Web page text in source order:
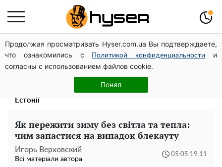
Продолжая просматривать Hyser.com.ua Вы подтверждаете,
что ознакомились с
Политикой конфиденциальности
и
согласны с использованием файлов cookie.
Понял
Українська авіатранспортна асоціація звернулася до
Мінфіну із закликом уніфікувати оподаткування
авіалізингу
Дрони із націнкою: Олександр Конотопський вивів
мільйони оборонного бюджету через фіктивну фірму в
Естонії
Як пережити зиму без світла та тепла:
чим запастися на випадок блекауту
Игорь Верховский
Всі матеріали автора
05:05 19.11